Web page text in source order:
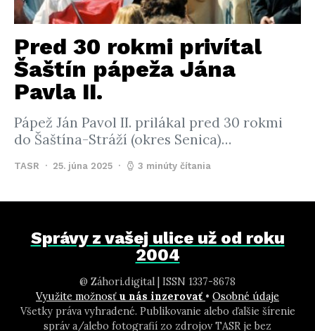
Pred 30 rokmi privítal
Šaštín pápeža Jána
Pavla II.
Pápež Ján Pavol II. prilákal pred 30 rokmi
do Šaštína-Stráží (okres Senica)…
TASR 25. júna 2025 3 minúty čítania
Správy z vašej ulice už od roku
2004
@ Záhori.digital | ISSN 1337-8678
Využite možnosť u nás inzerovať • Osobné údaje
Všetky práva vyhradené. Publikovanie alebo ďalšie šírenie
správ a/alebo fotografií zo zdrojov TASR je bez